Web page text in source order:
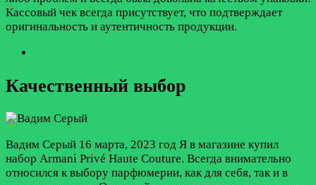
Кассовый чек всегда присутствует, что подтверждает
оригинальность и аутентичность продукции.
Качественный выбор
Вадим Серый 16 марта, 2023 год Я в магазине купил
набор Armani Privé Haute Couture. Всегда внимательно
относился к выбору парфюмерии, как для себя, так и в